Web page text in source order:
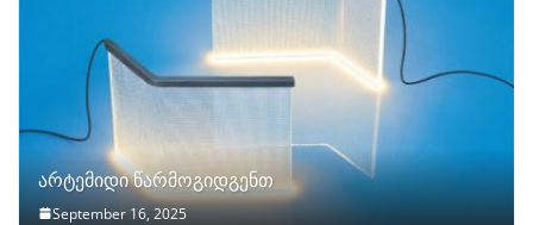
არტემიდი წარმოგიდგენთ
September 16, 2025